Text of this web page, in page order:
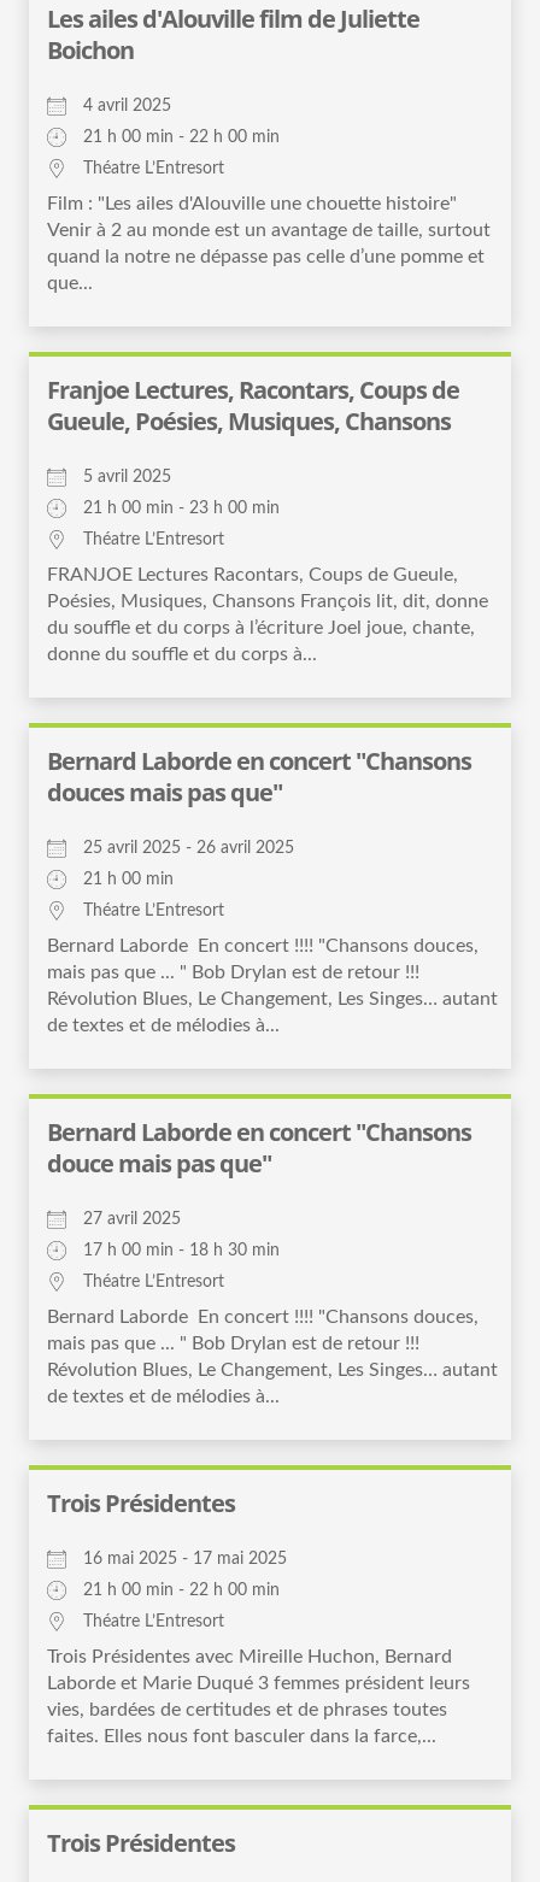
Les ailes d'Alouville film de Juliette
Boichon
4 avril 2025
21 h 00 min - 22 h 00 min
Théatre L’Entresort
Film : "Les ailes d'Alouville une chouette histoire"
Venir à 2 au monde est un avantage de taille, surtout
quand la notre ne dépasse pas celle d’une pomme et
que...
Franjoe Lectures, Racontars, Coups de
Gueule, Poésies, Musiques, Chansons
5 avril 2025
21 h 00 min - 23 h 00 min
Théatre L’Entresort
FRANJOE Lectures Racontars, Coups de Gueule,
Poésies, Musiques, Chansons François lit, dit, donne
du souffle et du corps à l’écriture Joel joue, chante,
donne du souffle et du corps à...
Bernard Laborde en concert "Chansons
douces mais pas que"
25 avril 2025 - 26 avril 2025
21 h 00 min
Théatre L’Entresort
Bernard Laborde En concert !!!! "Chansons douces,
mais pas que ... " Bob Drylan est de retour !!!
Révolution Blues, Le Changement, Les Singes… autant
de textes et de mélodies à...
Bernard Laborde en concert "Chansons
douce mais pas que"
27 avril 2025
17 h 00 min - 18 h 30 min
Théatre L’Entresort
Bernard Laborde En concert !!!! "Chansons douces,
mais pas que ... " Bob Drylan est de retour !!!
Révolution Blues, Le Changement, Les Singes… autant
de textes et de mélodies à...
Trois Présidentes
16 mai 2025 - 17 mai 2025
21 h 00 min - 22 h 00 min
Théatre L’Entresort
Trois Présidentes avec Mireille Huchon, Bernard
Laborde et Marie Duqué 3 femmes président leurs
vies, bardées de certitudes et de phrases toutes
faites. Elles nous font basculer dans la farce,...
Trois Présidentes